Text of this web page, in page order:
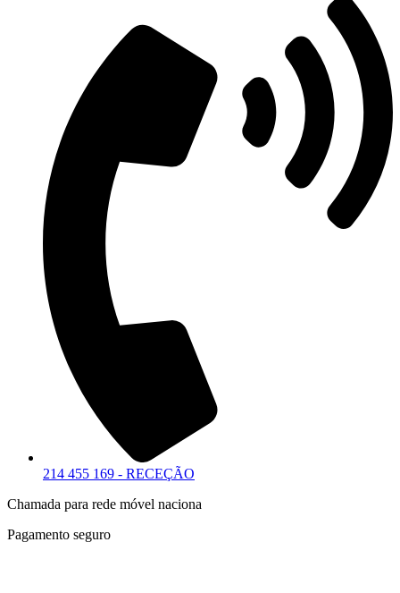
214 455 169 - RECEÇÃO
Chamada para rede móvel naciona
Pagamento seguro